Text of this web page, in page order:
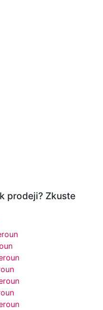
prodeji? Zkuste